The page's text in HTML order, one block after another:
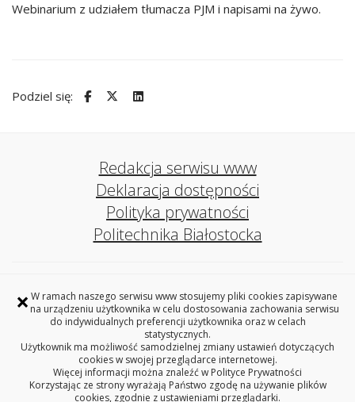
× W ramach naszego serwisu www stosujemy pliki cookies zapisywane
na urządzeniu użytkownika w celu dostosowania zachowania serwisu
do indywidualnych preferencji użytkownika oraz w celach
statystycznych.
Użytkownik ma możliwość samodzielnej zmiany ustawień dotyczących
cookies w swojej przeglądarce internetowej.
Więcej informacji można znaleźć w Polityce Prywatności
Korzystając ze strony wyrażają Państwo zgodę na używanie plików
cookies, zgodnie z ustawieniami przeglądarki.
Webinarium z udziałem tłumacza PJM i napisami na żywo.
Podziel się:
Redakcja serwisu www
Deklaracja dostępności
Polityka prywatności
Politechnika Białostocka
Politechniki Białostockiej
pokój 5, DS. 2 Beta, ul. Zwierzyniecka 12, 15-312 Białystok
tel. 85 746 91 42
wsparcie.bon@pb.edu.pl
REGON: 362402100, NIP: 542-020-87-21